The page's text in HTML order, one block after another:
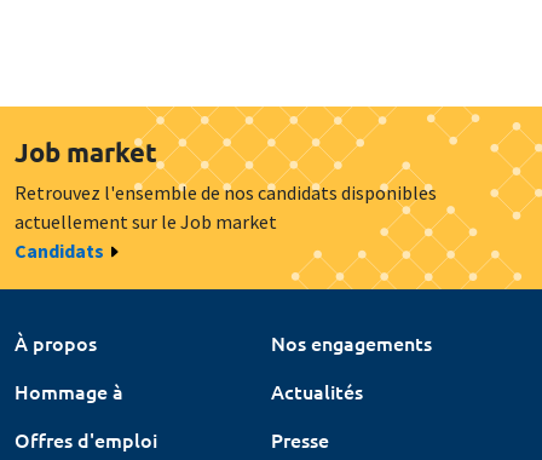
Job market
Retrouvez l'ensemble de nos candidats disponibles
actuellement sur le Job market
Candidats
À propos
Nos engagements
Hommage à
Actualités
Offres d'emploi
Presse